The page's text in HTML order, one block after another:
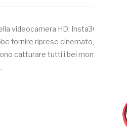
videocamera HD: Insta360 GO e
fornire riprese cinematografiche
catturare tutti i bei momenti del